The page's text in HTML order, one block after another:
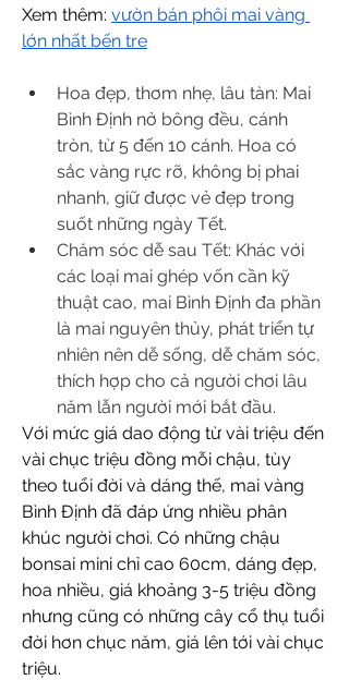
Xem thêm: vườn bán phôi mai vàng
lớn nhất bến tre
Hoa đẹp, thơm nhẹ, lâu tàn: Mai
Bình Định nở bông đều, cánh
tròn, từ 5 đến 10 cánh. Hoa có
sắc vàng rực rỡ, không bị phai
nhanh, giữ được vẻ đẹp trong
suốt những ngày Tết.
Chăm sóc dễ sau Tết: Khác với
các loại mai ghép vốn cần kỹ
thuật cao, mai Bình Định đa phần
là mai nguyên thủy, phát triển tự
nhiên nên dễ sống, dễ chăm sóc,
thích hợp cho cả người chơi lâu
năm lẫn người mới bắt đầu.
Với mức giá dao động từ vài triệu đến
vài chục triệu đồng mỗi chậu, tùy
theo tuổi đời và dáng thế, mai vàng
Bình Định đã đáp ứng nhiều phân
khúc người chơi. Có những chậu
bonsai mini chỉ cao 60cm, dáng đẹp,
hoa nhiều, giá khoảng 3-5 triệu đồng
nhưng cũng có những cây cổ thụ tuổi
đời hơn chục năm, giá lên tới vài chục
triệu.